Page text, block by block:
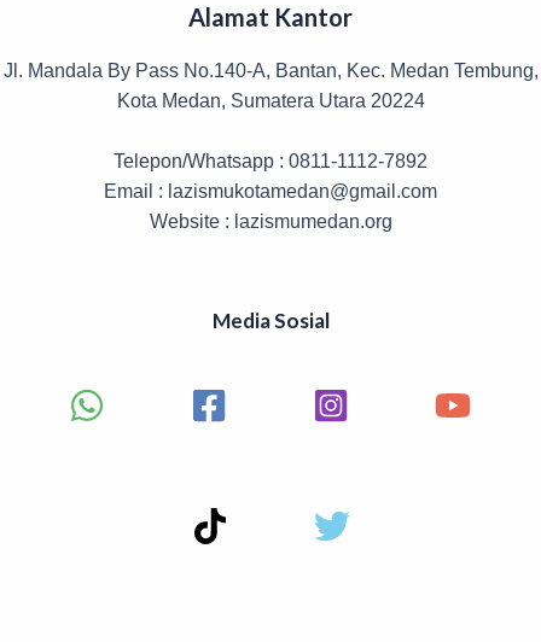
Alamat Kantor
Jl. Mandala By Pass No.140-A, Bantan, Kec. Medan Tembung,
Kota Medan, Sumatera Utara 20224
Telepon/Whatsapp : 0811-1112-7892
Email : lazismukotamedan@gmail.com
Website : lazismumedan.org
Media Sosial